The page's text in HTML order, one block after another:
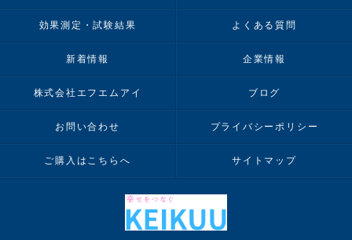
効果測定・試験結果 よくある質問
新着情報 企業情報
株式会社エフエムアイ ブログ
お問い合わせ プライバシーポリシー
ご購入はこちらへ サイトマップ